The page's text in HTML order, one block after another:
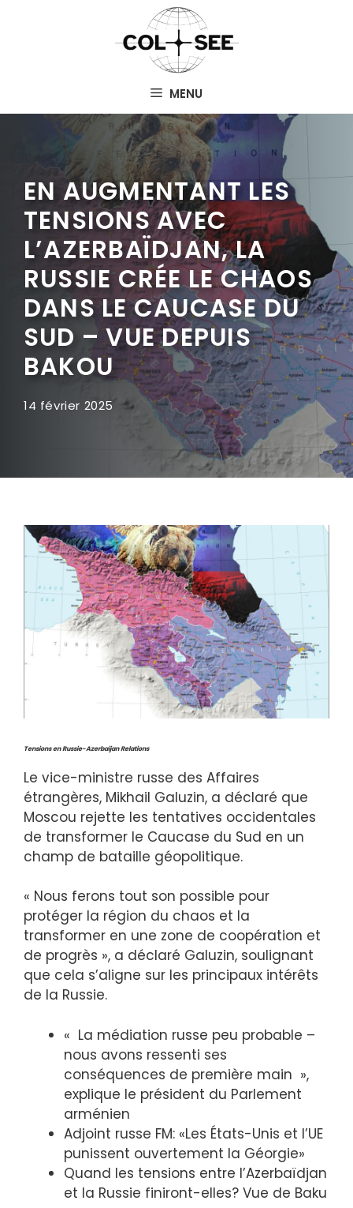
MENU
EN AUGMENTANT LES
TENSIONS AVEC
L’AZERBAÏDJAN, LA
RUSSIE CRÉE LE CHAOS
DANS LE CAUCASE DU
SUD – VUE DEPUIS
BAKOU
14 février 2025
Tensions en Russie-Azerbaijan Relations
Le vice-ministre russe des Affaires
étrangères, Mikhail Galuzin, a déclaré que
Moscou rejette les tentatives occidentales
de transformer le Caucase du Sud en un
champ de bataille géopolitique.
« Nous ferons tout son possible pour
protéger la région du chaos et la
transformer en une zone de coopération et
de progrès », a déclaré Galuzin, soulignant
que cela s’aligne sur les principaux intérêts
de la Russie.
« La médiation russe peu probable –
nous avons ressenti ses
conséquences de première main »,
explique le président du Parlement
arménien
Adjoint russe FM: «Les États-Unis et l’UE
punissent ouvertement la Géorgie»
Quand les tensions entre l’Azerbaïdjan
et la Russie finiront-elles? Vue de Baku